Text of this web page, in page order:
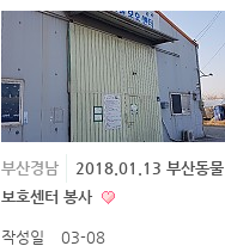
부산경남
2018.01.13 부산동물
보호센터 봉사
작성일 03-08